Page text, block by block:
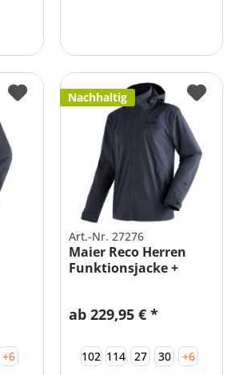
+6
Nachhaltig
Art.-Nr. 27276
Maier Reco Herren
Funktionsjacke +
ab 229,95 € *
102 114 27 30 +6